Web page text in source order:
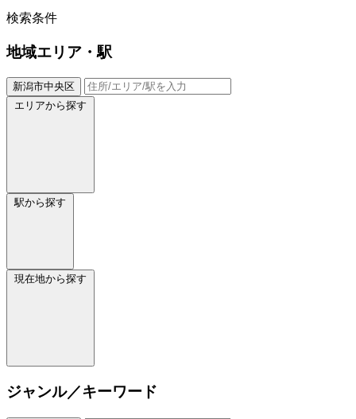
検索条件
地域エリア・駅
新潟市中央区
エリアから探す
駅から探す
現在地から探す
ジャンル／キーワード